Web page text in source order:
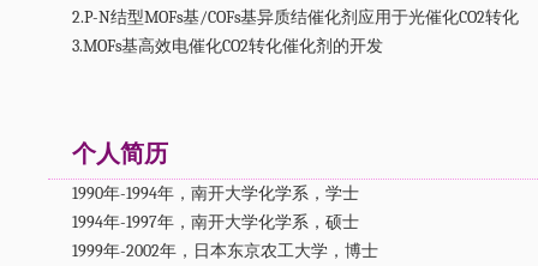
2.P-N结型MOFs基/COFs基异质结催化剂应用于光催化CO2转化
3.MOFs基高效电催化CO2转化催化剂的开发
个人简历
1990年-1994年，南开大学化学系，学士
1994年-1997年，南开大学化学系，硕士
1999年-2002年，日本东京农工大学，博士